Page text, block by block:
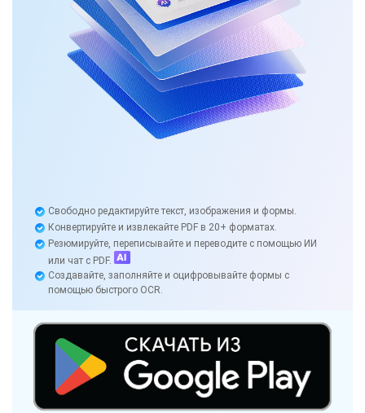
Свободно редактируйте текст, изображения и формы.
Конвертируйте и извлекайте PDF в 20+ форматах.
Резюмируйте, переписывайте и переводите с помощью ИИ
или чат с PDF.
Создавайте, заполняйте и оцифровывайте формы с
помощью быстрого OCR.